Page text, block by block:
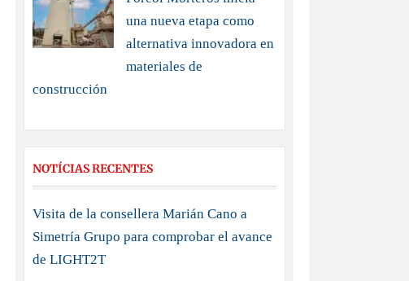
una nueva etapa como
alternativa innovadora en
materiales de
construcción
NOTÍCIAS RECENTES
Visita de la consellera Marián Cano a
Simetría Grupo para comprobar el avance
de LIGHT2T